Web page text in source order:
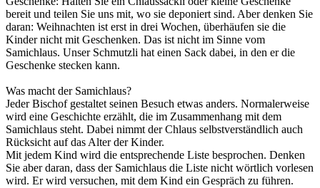
bereit und teilen Sie uns mit, wo sie deponiert sind. Aber denken Sie
daran: Weihnachten ist erst in drei Wochen, überhäufen sie die
Kinder nicht mit Geschenken. Das ist nicht im Sinne vom
Samichlaus. Unser Schmutzli hat einen Sack dabei, in den er die
Geschenke stecken kann.
Was macht der Samichlaus?
Jeder Bischof gestaltet seinen Besuch etwas anders. Normalerweise
wird eine Geschichte erzählt, die im Zusammenhang mit dem
Samichlaus steht. Dabei nimmt der Chlaus selbstverständlich auch
Rücksicht auf das Alter der Kinder.
Mit jedem Kind wird die entsprechende Liste besprochen. Denken
Sie aber daran, dass der Samichlaus die Liste nicht wörtlich vorlesen
wird. Er wird versuchen, mit dem Kind ein Gespräch zu führen.